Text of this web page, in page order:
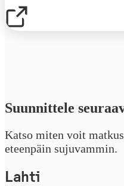
Suunnittele
Katso miten voit
eteenpäin sujuvammin.
Lahti